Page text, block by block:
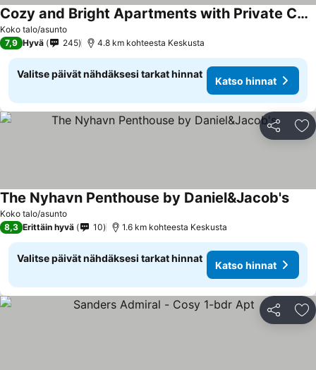
Koko talo/asunto
Cozy and Bright Apartments with Private Car Park
7,9 Hyvä 245 4.8 km kohteesta Keskusta
Valitse päivät nähdäksesi tarkat hinnat
Katso hinnat
Jaa
Koko talo/asunto
The Nyhavn Penthouse by Daniel&Jacob's
8,3 Erittäin hyvä 10 1.6 km kohteesta Keskusta
Valitse päivät nähdäksesi tarkat hinnat
Katso hinnat
Jaa